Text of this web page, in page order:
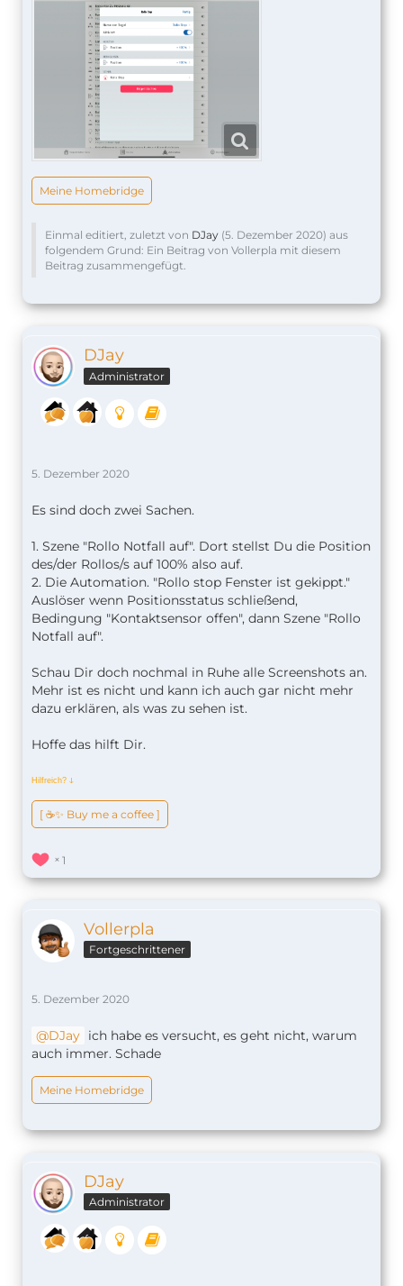
Meine Homebridge
Einmal editiert, zuletzt von DJay (5. Dezember 2020) aus
folgendem Grund: Ein Beitrag von Vollerpla mit diesem
Beitrag zusammengefügt.
DJay
Administrator
5. Dezember 2020
Es sind doch zwei Sachen.
1. Szene "Rollo Notfall auf". Dort stellst Du die Position
des/der Rollos/s auf 100% also auf.
2. Die Automation. "Rollo stop Fenster ist gekippt."
Auslöser wenn Positionsstatus schließend,
Bedingung "Kontaktsensor offen", dann Szene "Rollo
Notfall auf".
Schau Dir doch nochmal in Ruhe alle Screenshots an.
Mehr ist es nicht und kann ich auch gar nicht mehr
dazu erklären, als was zu sehen ist.
Hoffe das hilft Dir.
Hilfreich? ↆ
[ ☕️✨ Buy me a coffee ]
1
Vollerpla
Fortgeschrittener
5. Dezember 2020
DJay ich habe es versucht, es geht nicht, warum
auch immer. Schade
Meine Homebridge
DJay
Administrator